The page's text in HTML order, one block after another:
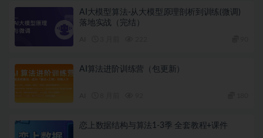
AI大模型算法-从大模型原理剖析到训练(微调)
落地实战（完结）
AI算法进阶训练营（包更新）
恋上数据结构与算法1-3季 全套教程+课件